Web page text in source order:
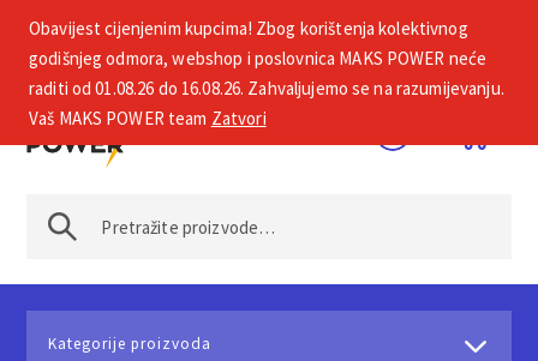
+385 1 2002 575
Kategorije proizvoda
Obavijest cijenjenim kupcima! Zbog korištenja kolektivnog
godišnjeg odmora, webshop i poslovnica MAKS POWER neće
raditi od 01.08.26 do 16.08.26. Zahvaljujemo se na razumijevanju.
Vaš MAKS POWER team Zatvori